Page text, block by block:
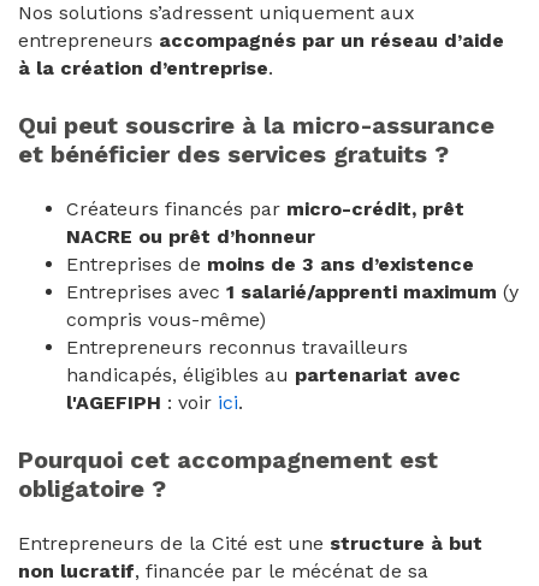
Nos solutions s’adressent uniquement aux
entrepreneurs accompagnés par un réseau d’aide
à la création d’entreprise.
Qui peut souscrire à la micro-assurance
et bénéficier des services gratuits ?
Créateurs financés par micro-crédit, prêt
NACRE ou prêt d’honneur
Entreprises de moins de 3 ans d’existence
Entreprises avec 1 salarié/apprenti maximum (y
compris vous-même)
Entrepreneurs reconnus travailleurs
handicapés, éligibles au partenariat avec
l'AGEFIPH : voir ici.
Pourquoi cet accompagnement est
obligatoire ?
Entrepreneurs de la Cité est une structure à but
non lucratif, financée par le mécénat de sa